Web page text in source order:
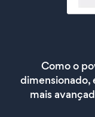
Como o
dimensionado,
mais